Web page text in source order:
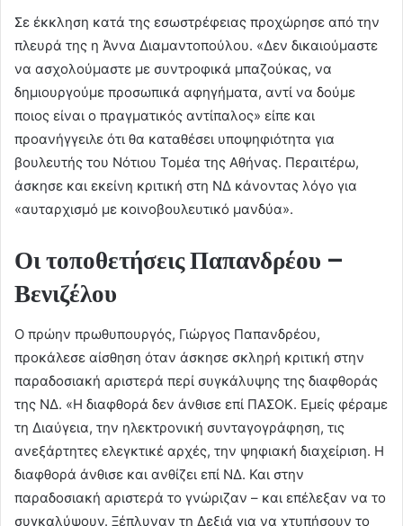
Σε έκκληση κατά της εσωστρέφειας προχώρησε από την
πλευρά της η Άννα Διαμαντοπούλου. «Δεν δικαιούμαστε
να ασχολούμαστε με συντροφικά μπαζούκας, να
δημιουργούμε προσωπικά αφηγήματα, αντί να δούμε
ποιος είναι ο πραγματικός αντίπαλος» είπε και
προανήγγειλε ότι θα καταθέσει υποψηφιότητα για
βουλευτής του Νότιου Τομέα της Αθήνας. Περαιτέρω,
άσκησε και εκείνη κριτική στη ΝΔ κάνοντας λόγο για
«αυταρχισμό με κοινοβουλευτικό μανδύα».
Οι τοποθετήσεις Παπανδρέου –
Βενιζέλου
Ο πρώην πρωθυπουργός, Γιώργος Παπανδρέου,
προκάλεσε αίσθηση όταν άσκησε σκληρή κριτική στην
παραδοσιακή αριστερά περί συγκάλυψης της διαφθοράς
της ΝΔ. «Η διαφθορά δεν άνθισε επί ΠΑΣΟΚ. Εμείς φέραμε
τη Διαύγεια, την ηλεκτρονική συνταγογράφηση, τις
ανεξάρτητες ελεγκτικέ αρχές, την ψηφιακή διαχείριση. Η
διαφθορά άνθισε και ανθίζει επί ΝΔ. Και στην
παραδοσιακή αριστερά το γνώριζαν – και επέλεξαν να το
συγκαλύψουν. Ξέπλυναν τη Δεξιά για να χτυπήσουν το